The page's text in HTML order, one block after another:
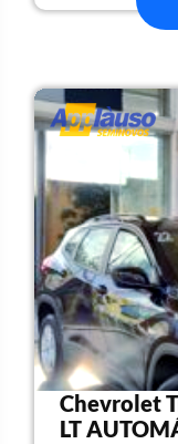
Chevrolet
LT